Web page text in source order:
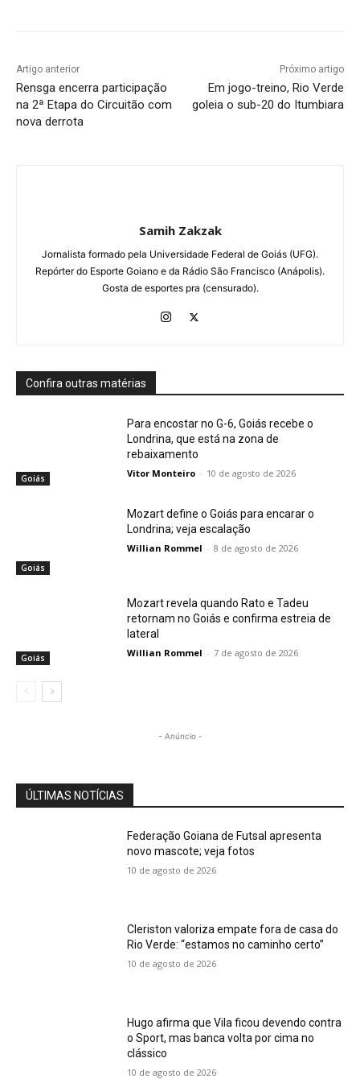
Artigo anterior
Rensga encerra participação
na 2ª Etapa do Circuitão com
nova derrota
Próximo artigo
Em jogo-treino, Rio Verde
goleia o sub-20 do Itumbiara
Samih Zakzak
Jornalista formado pela Universidade Federal de Goiás (UFG).
Repórter do Esporte Goiano e da Rádio São Francisco (Anápolis).
Gosta de esportes pra (censurado).
Confira outras matérias
Goiás
Para encostar no G-6, Goiás recebe o
Londrina, que está na zona de
rebaixamento
Vitor Monteiro - 10 de agosto de 2026
Goiás
Mozart define o Goiás para encarar o
Londrina; veja escalação
Willian Rommel - 8 de agosto de 2026
Goiás
Mozart revela quando Rato e Tadeu
retornam no Goiás e confirma estreia de
lateral
Willian Rommel - 7 de agosto de 2026
- Anúncio -
ÚLTIMAS NOTÍCIAS
Federação Goiana de Futsal apresenta
novo mascote; veja fotos
10 de agosto de 2026
Cleriston valoriza empate fora de casa do
Rio Verde: “estamos no caminho certo”
10 de agosto de 2026
Hugo afirma que Vila ficou devendo contra
o Sport, mas banca volta por cima no
clássico
10 de agosto de 2026